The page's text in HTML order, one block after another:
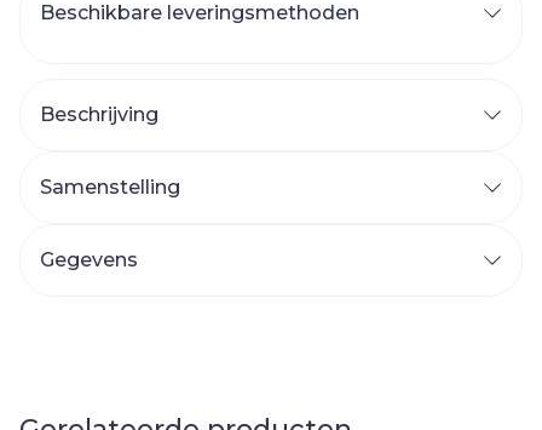
Beschikbare leveringsmethoden
Beschrijving
Samenstelling
Gegevens